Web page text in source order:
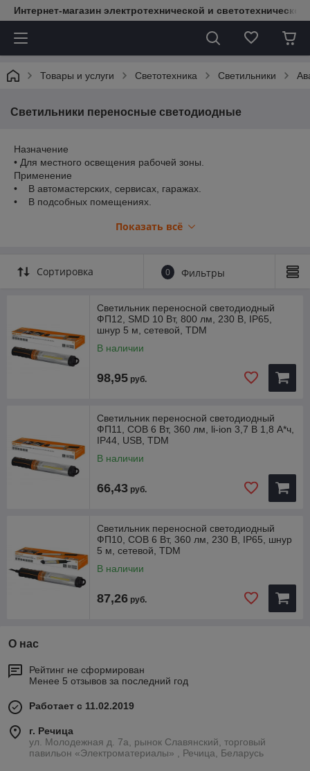
Интернет-магазин электротехнической и
Товары и услуги Светотехника Светильники
Светильники переносные светодиодные
Назначение
• Для местного освещения рабочей зоны.
Применение
• В автомастерских, сервисах, гаражах.
• В подсобных помещениях.
• Безопасный АБС-пластик с использованием светодиодов
Светодиоды в качестве источников света позволяют
экономить до 80% электроэнергии.
Возможно крепление на магнитящие поверхности с
помощью магнита арт. SQ0350-0092.
Наличие как проводной, так и беспроводной модели: - арт.
SQO35O-OO49 питание от сети -230 В;
- арт. 5003504)092 питание от элементов питания зхАА.
6 Вт светодиодов соответствуют 50 Вт лампы накаливания.
Показать всё
Сортировка 0 Фильтры
Светильник переносной светодиодный
ФП12, SMD 10 Вт, 800 лм, 230 В, IP65,
шнур 5 м, сетевой, TDM
В наличии
98,95 руб.
Светильник переносной светодиодный
ФП11, COB 6 Вт, 360 лм, li-ion 3,7 В 1,8 А*ч,
IP44, USB, TDM
В наличии
66,43 руб.
Светильник переносной светодиодный
ФП10, COB 6 Вт, 360 лм, 230 В, IP65, шнур
5 м, сетевой, TDM
В наличии
87,26 руб.
О нас
Рейтинг не сформирован
Менее 5 отзывов за последний год
Работает с 11.02.2019
г. Речица
ул. Молодежная д. 7а, рынок Славянский, торговый
павильон «Электроматериалы» , Речица, Беларусь